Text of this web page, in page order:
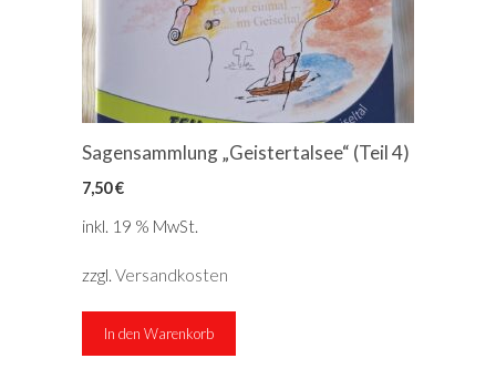
Sagensammlung „Geistertalsee“ (Teil 4)
7,50€
inkl. 19 % MwSt.
zzgl. Versandkosten
In den Warenkorb